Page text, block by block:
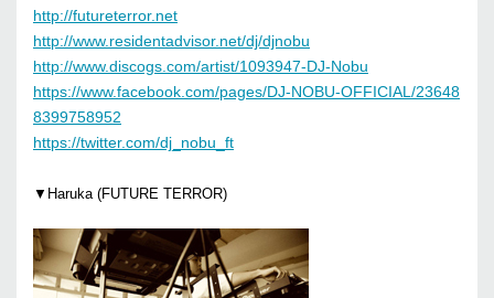
http://futureterror.net
http://www.residentadvisor.net/dj/djnobu
http://www.discogs.com/artist/1093947-DJ-Nobu
https://www.facebook.com/pages/DJ-NOBU-OFFICIAL/23648
8399758952
https://twitter.com/dj_nobu_ft
▼Haruka (FUTURE TERROR)